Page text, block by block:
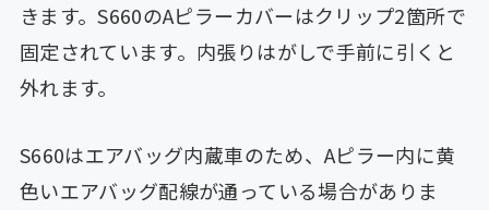
きます。S660のAピラーカバーはクリップ2箇所で
固定されています。内張りはがしで手前に引くと
外れます。
S660はエアバッグ内蔵車のため、Aピラー内に黄
色いエアバッグ配線が通っている場合がありま